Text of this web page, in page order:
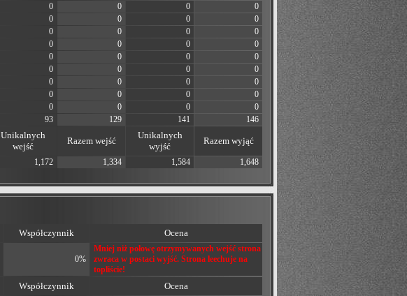
0 0 0
0
0 0 0
0
0 0 0
0
0 0 0
0
0 0 0
0
0 0 0
0
0 0 0
0
0 0 0
0
0 0 0
0
93 129 141 146
Unikalnych
wejść
Razem wejść
Unikalnych
wyjść
Razem wyjąć
1,172 1,334 1,584 1,648
Współczynnik Ocena
0%
Mniej niż połowę otrzymywanych wejść strona
zwraca w postaci wyjść. Strona leechuje na
topliście!
Współczynnik Ocena